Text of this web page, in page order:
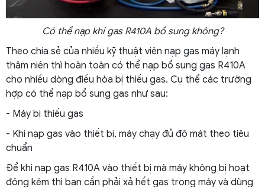
Có thể nạp khí gas R410A bổ sung không?
Theo chia sẻ của nhiều kỹ thuật viên nạp gas máy lạnh
thâm niên thì hoàn toàn có thể nạp bổ sung gas R410A
cho nhiều dòng điều hòa bị thiếu gas. Cụ thể các trường
hợp có thể nạp bổ sung gas như sau:
- Máy bị thiếu gas
- Khi nạp gas vào thiết bị, máy chạy đủ độ mát theo tiêu
chuẩn
Để khi nạp gas R410A vào thiết bị mà máy không bị hoạt
động kém thì bạn cần phải xả hết gas trong máy và dùng